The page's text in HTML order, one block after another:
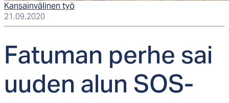
Kansainvälinen työ
21.09.2020
Fa­tu­man per­he sai
uu­den alun SOS-